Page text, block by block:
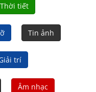
Thời tiết
Tin ảnh
trí
Âm nhạc